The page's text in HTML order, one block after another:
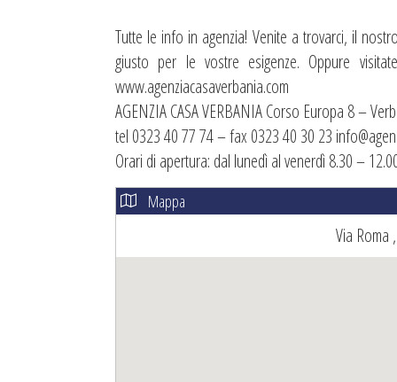
Tutte le info in agenzia! Venite a trovarci, il
giusto per le vostre esigenze. Oppure
www.agenziacasaverbania.com
AGENZIA CASA VERBANIA Corso Europa 8 –
tel 0323 40 77 74 – fax 0323 40 30 23
Orari di apertura: dal lunedì al venerdì 8.30 –
Mappa
Via Roma